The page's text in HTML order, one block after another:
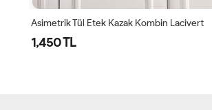
Asimetrik Tül Etek Kazak Kombin Lacivert
1,450 TL